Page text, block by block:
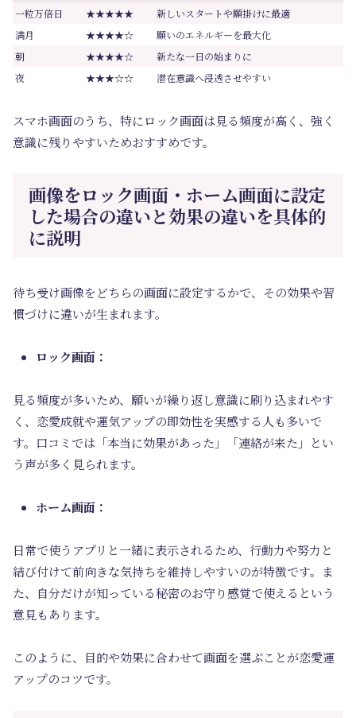
一粒万倍日
★★★★★
新しいスタートや願掛けに最適
満月
★★★★☆
願いのエネルギーを最大化
朝
★★★★☆
新たな一日の始まりに
夜
★★★☆☆ 潜在意識へ浸透させやすい
スマホ画面のうち、特にロック画面は見る頻度が高く、強く
意識に残りやすいためおすすめです。
画像をロック画面・ホーム画面に設定
した場合の違いと効果の違いを具体的
に説明
待ち受け画像をどちらの画面に設定するかで、その効果や習
慣づけに違いが生まれます。
ロック画面：
見る頻度が多いため、願いが繰り返し意識に刷り込まれやす
く、恋愛成就や運気アップの即効性を実感する人も多いで
す。口コミでは「本当に効果があった」「連絡が来た」とい
う声が多く見られます。
ホーム画面：
日常で使うアプリと一緒に表示されるため、行動力や努力と
結び付けて前向きな気持ちを維持しやすいのが特徴です。ま
た、自分だけが知っている秘密のお守り感覚で使えるという
意見もあります。
このように、目的や効果に合わせて画面を選ぶことが恋愛運
アップのコツです。